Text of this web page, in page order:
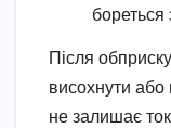
бореться
Після
висохнути або
не залишає